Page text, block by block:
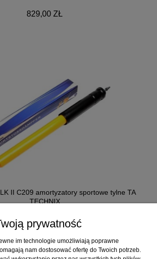
829,00 ZŁ
II C209 amortyzatory sportowe tylne TA
TECHNIX
349,00 ZŁ
prywatność
im technologie umożliwiają poprawne
nam dostosować ofertę do Twoich potrzeb.